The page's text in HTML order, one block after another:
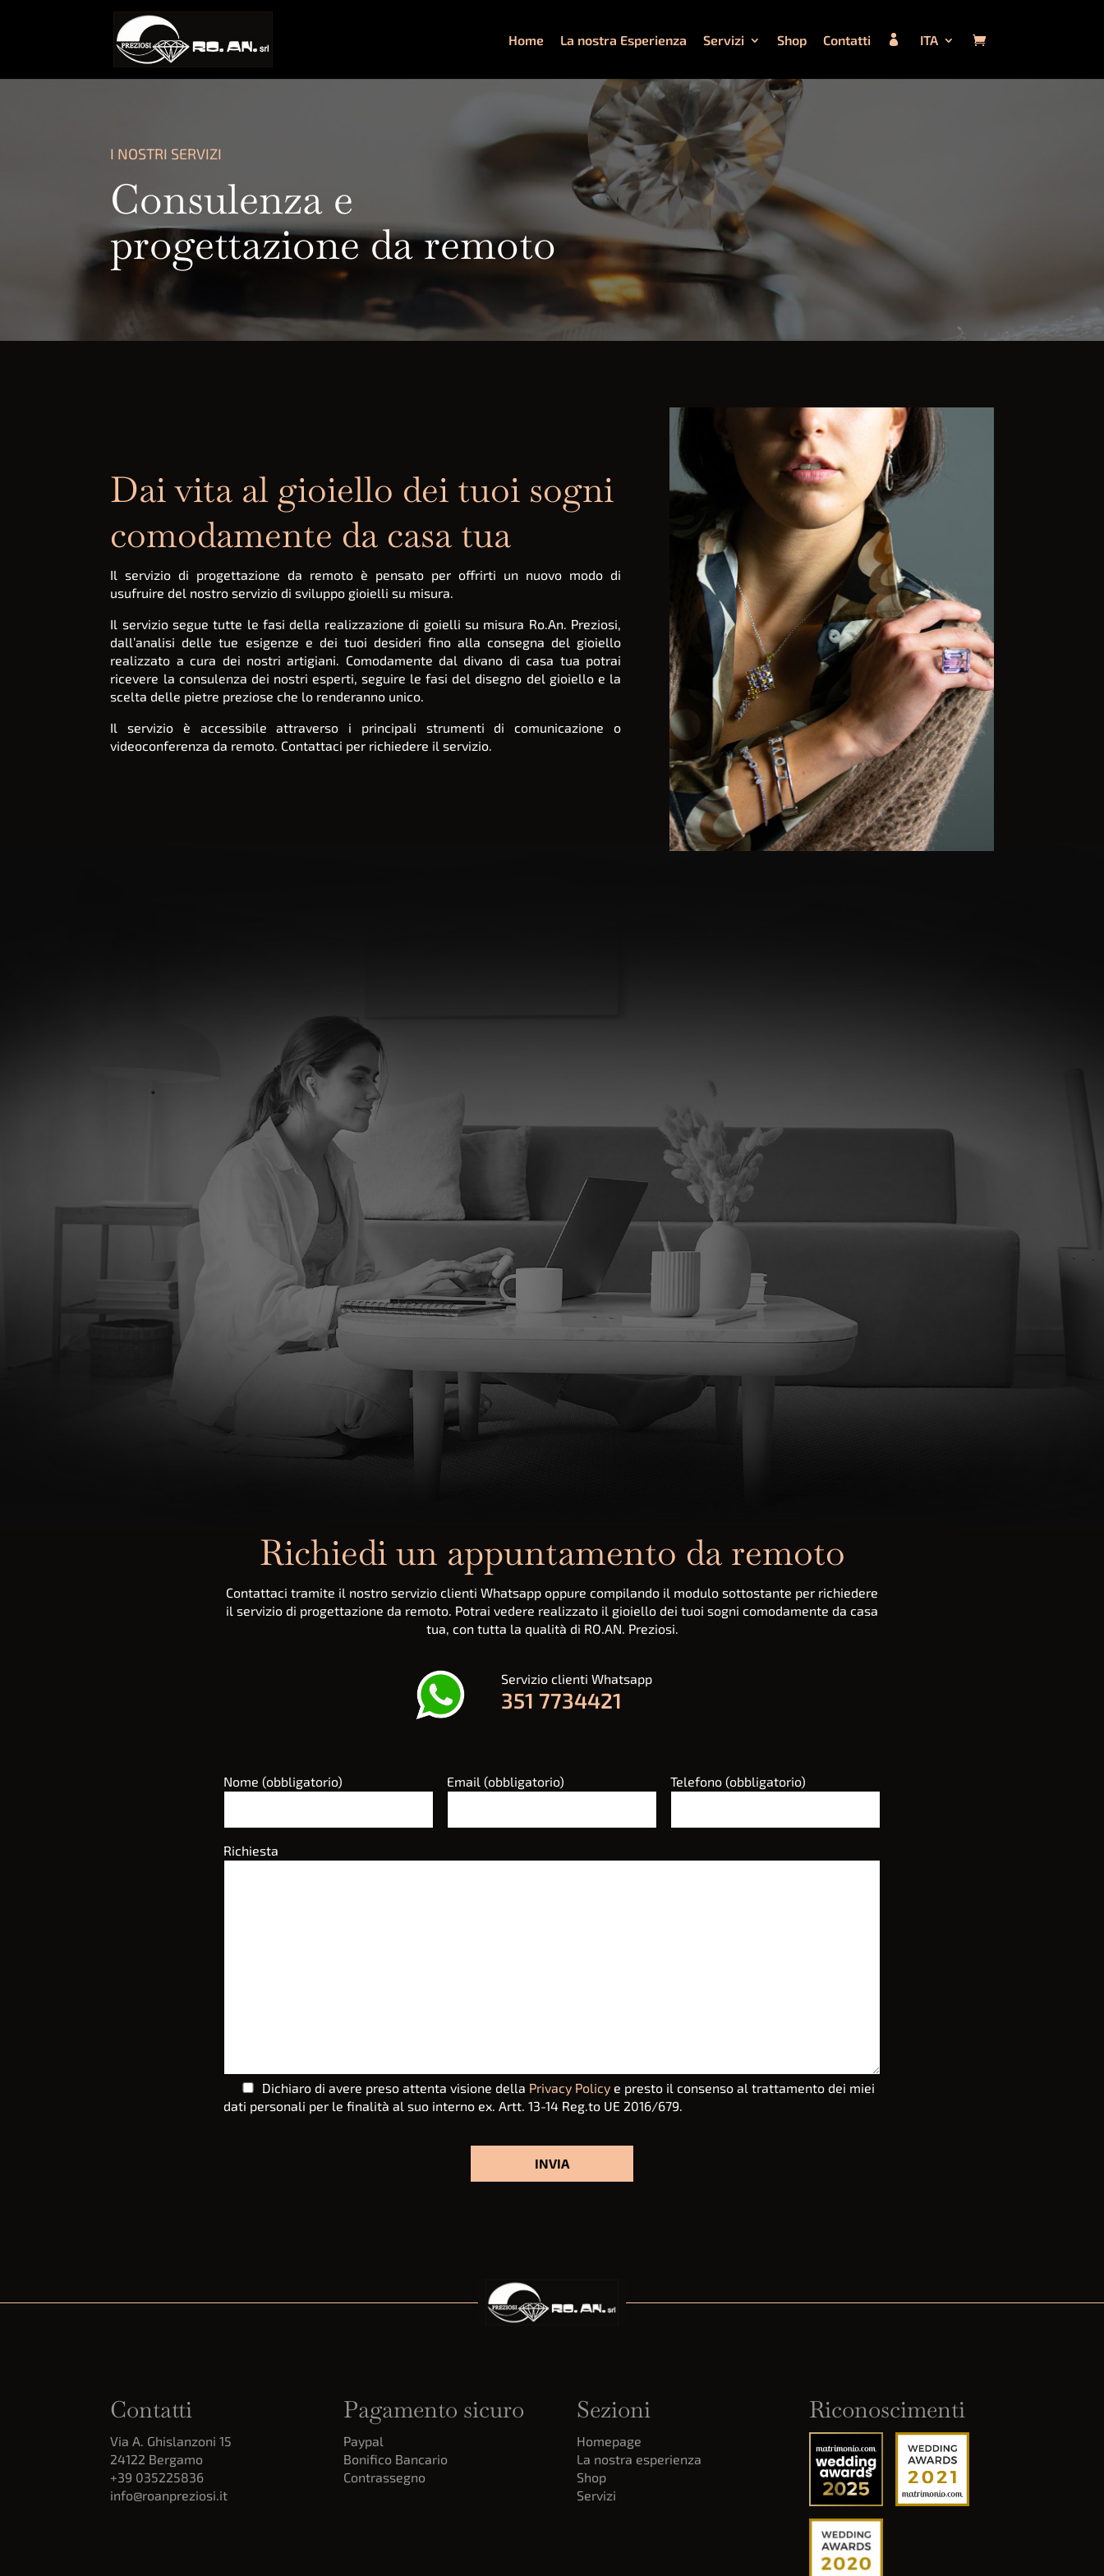
Home La nostra Esperienza Servizi Shop Contatti ITA
I NOSTRI SERVIZI
Consulenza e
progettazione da remoto
Dai vita al gioiello dei tuoi sogni
comodamente da casa tua
Il servizio di progettazione da remoto è pensato per offrirti un nuovo modo di
usufruire del nostro servizio di sviluppo gioielli su misura.
Il servizio segue tutte le fasi della realizzazione di goielli su misura Ro.An. Preziosi,
dall’analisi delle tue esigenze e dei tuoi desideri fino alla consegna del gioiello
realizzato a cura dei nostri artigiani. Comodamente dal divano di casa tua potrai
ricevere la consulenza dei nostri esperti, seguire le fasi del disegno del gioiello e la
scelta delle pietre preziose che lo renderanno unico.
Il servizio è accessibile attraverso i principali strumenti di comunicazione o
videoconferenza da remoto. Contattaci per richiedere il servizio.
Richiedi un appuntamento da remoto
Contattaci tramite il nostro servizio clienti Whatsapp oppure compilando il modulo sottostante per richiedere
il servizio di progettazione da remoto. Potrai vedere realizzato il gioiello dei tuoi sogni comodamente da casa
tua, con tutta la qualità di RO.AN. Preziosi.
Servizio clienti Whatsapp
351 7734421
Nome (obbligatorio) Email (obbligatorio) Telefono (obbligatorio)
Richiesta
Dichiaro di avere preso attenta visione della Privacy Policy e presto il consenso al trattamento dei miei
dati personali per le finalità al suo interno ex. Artt. 13-14 Reg.to UE 2016/679.
Contatti
Via A. Ghislanzoni 15
24122 Bergamo
+39 035225836
info@roanpreziosi.it
Pagamento sicuro
Paypal
Bonifico Bancario
Contrassegno
Sezioni
Homepage
La nostra esperienza
Shop
Servizi
Riconoscimenti